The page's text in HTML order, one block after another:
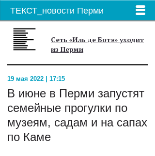
ТЕКСТ_новости Перми
Сеть «Иль де Ботэ» уходит
из Перми
19 мая 2022 | 17:15
В июне в Перми запустят
семейные прогулки по
музеям, садам и на сапах
по Каме